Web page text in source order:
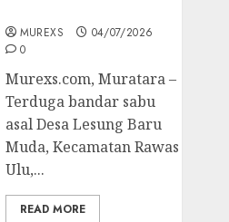
MUREXS
04/07/2026
0
Murexs.com, Muratara –
Terduga bandar sabu
asal Desa Lesung Baru
Muda, Kecamatan Rawas
Ulu,...
READ MORE